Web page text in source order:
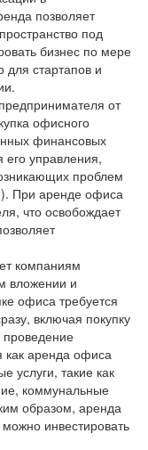
позволяет
под
бизнес по мере
для стартапов и
от
офисного
финансовых
его управления,
проблем
При аренде офиса
что освобождает
компаниям
вложении и
офиса требуется
включая покупку
аренда офиса
услуги, такие как
коммунальные
образом, аренда
инвестировать